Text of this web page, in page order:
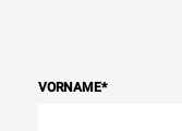
VORNAME*